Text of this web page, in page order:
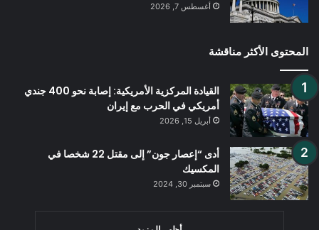
أغسطس 7, 2026
المحتوى الأكثر مناقشة
القيادة المركزية الأمريكية: إصابة نحو 400 جندي
أمريكي في الحرب مع إيران
أبريل 15, 2026
أدى “إعصار جون” إلى مقتل 22 شخصا في
المكسيك
سبتمبر 30, 2024